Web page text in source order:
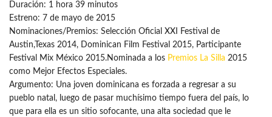
Duración: 1 hora 39 minutos
Estreno: 7 de mayo de 2015
Nominaciones/Premios: Selección Oficial XXI Festival de
Austin,Texas 2014, Dominican Film Festival 2015, Participante
Festival Mix México 2015.Nominada a los Premios La Silla 2015
como Mejor Efectos Especiales.
Argumento: Una joven dominicana es forzada a regresar a su
pueblo natal, luego de pasar muchísimo tiempo fuera del país, lo
que para ella es un sitio sofocante, una alta sociedad que le